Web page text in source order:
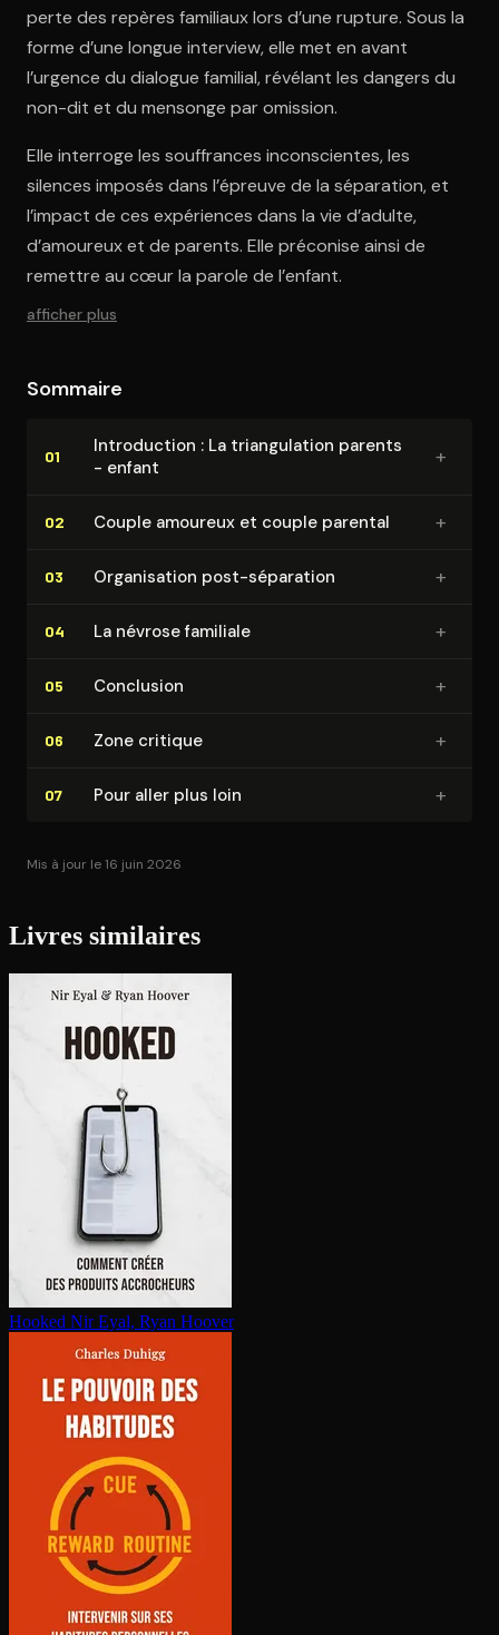
perte des repères familiaux lors d’une rupture. Sous la
forme d’une longue interview, elle met en avant
l’urgence du dialogue familial, révélant les dangers du
non-dit et du mensonge par omission.
Elle interroge les souffrances inconscientes, les
silences imposés dans l’épreuve de la séparation, et
l’impact de ces expériences dans la vie d’adulte,
d’amoureux et de parents. Elle préconise ainsi de
remettre au cœur la parole de l’enfant.
afficher plus
Sommaire
01
In­tro­duc­tion : La tri­an­gu­la­tion parents
- enfant
+
02 Couple amoureux et couple parental +
03 Or­ga­ni­sa­tion post-séparation +
04 La névrose familiale +
05 Conclusion +
06 Zone critique +
07 Pour aller plus loin +
Mis à jour le 16 juin 2026
Livres similaires
Hooked Nir Eyal, Ryan Hoover